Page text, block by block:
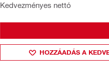
Kedvezményes nettó
HOZZÁADÁS A